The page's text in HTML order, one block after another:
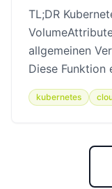
TL;DR
allgemeinen
Diese
kubernetes